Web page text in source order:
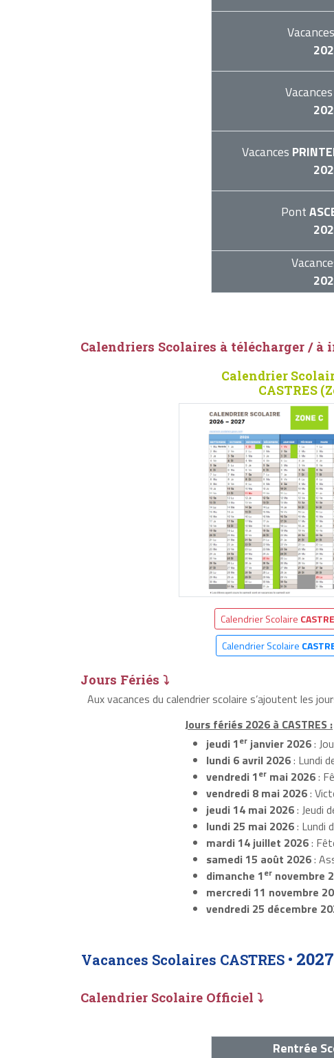
Vacances
Vacances
Vacances
Pont
Calendriers Scolaires à télécharger / à
Calendrier
CASTRES
Calendrier Scolaire
Calendrier Scolaire
Jours Fériés ⤵
Aux vacances du calendrier scolaire s’ajoutent les
Jours fériés 2026 à CASTRES :
jeudi 1erjanvier 2026:
lundi 6 avril 2026: Lundi
vendredi 1ermai 2026:
vendredi 8 mai 2026:
jeudi 14 mai 2026: Jeudi
lundi 25 mai 2026: Lundi
mardi 14 juillet 2026:
samedi 15 août 2026:
dimanche 1ernovembre
mercredi 11 novembre
vendredi 25 décembre
Vacances Scolaires CASTRES •
Calendrier Scolaire Officiel ⤵
Rentrée